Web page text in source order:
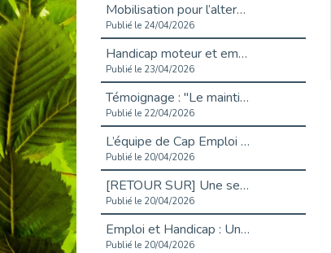
Mobilisation pour l’alternance et le handicap
Publié le 24/04/2026
Handicap moteur et emploi : réussir ses recrutements vidéo
Publié le 23/04/2026
Témoignage : "Le maintien en emploi est un investissement, pas une contrainte."
Publié le 22/04/2026
L’équipe de Cap Emploi 92 s’agrandit : Bienvenue à Charmila, Khoudia et Fadila !
Publié le 20/04/2026
[RETOUR SUR] Une session de recrutement inclusive réussie à Asnières !
Publié le 20/04/2026
Emploi et Handicap : Une alliance de style entre Cap Emploi 92 et La Cravate Solidaire
Publié le 20/04/2026